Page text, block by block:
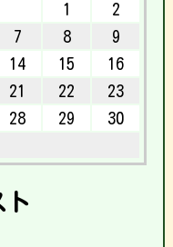
1
2
7 8
9
14 15
16
21 22
23
28 29
30
ト